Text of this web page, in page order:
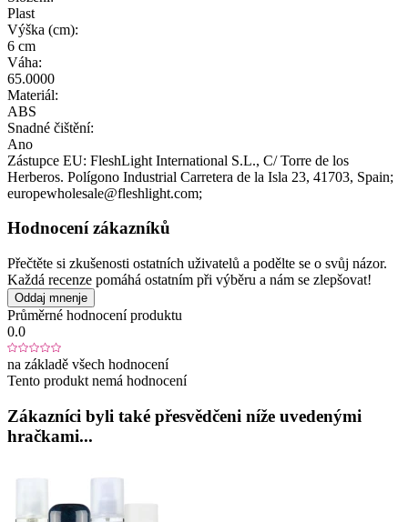
Plast
Výška (cm):
6 cm
Váha:
65.0000
Materiál:
ABS
Snadné čištění:
Ano
Zástupce EU: FleshLight International S.L., C/ Torre de los
Herberos. Polígono Industrial Carretera de la Isla 23, 41703, Spain;
europewholesale@fleshlight.com;
Hodnocení zákazníků
Přečtěte si zkušenosti ostatních uživatelů a podělte se o svůj názor.
Každá recenze pomáhá ostatním při výběru a nám se zlepšovat!
Oddaj mnenje
Průměrné hodnocení produktu
0.0
na základě všech hodnocení
Tento produkt nemá hodnocení
Zákazníci byli také přesvědčeni níže uvedenými
hračkami...